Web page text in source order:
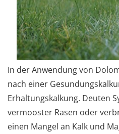
In der Anwendung von
nach einer
Erhaltungskalkung. Deuten
vermooster Rasen oder
einen Mangel an Kalk und